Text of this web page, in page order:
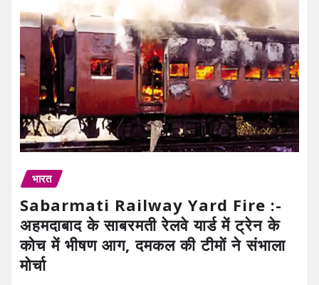
भारत
Sabarmati Railway Yard Fire :-
अहमदाबाद के साबरमती रेलवे यार्ड में ट्रेन के
कोच में भीषण आग, दमकल की टीमों ने संभाला
मोर्चा